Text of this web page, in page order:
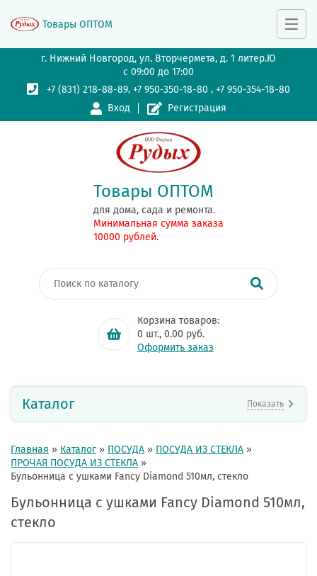
г. Нижний Новгород, ул. Вторчермета, д. 1 литер.Ю
с 09:00 до 17:00
+7 (831) 218-88-89,+7 950-350-18-80 ,+7 950-354-18-80
Вход
Регистрация
Товары ОПТОМ
для дома, сада и ремонта.
Минимальная сумма заказа
10000 рублей.
Корзина товаров:
0 шт., 0.00 руб.
Оформить заказ
Товары ОПТОМ
Каталог Показать
Главная » Каталог » ПОСУДА » ПОСУДА ИЗ СТЕКЛА »
ПРОЧАЯ ПОСУДА ИЗ СТЕКЛА »
Бульонница с ушками Fancy Diamond 510мл, стекло
Бульонница с ушками Fancy Diamond 510мл,
стекло